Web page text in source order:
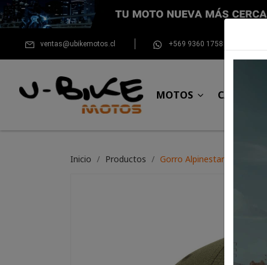
ventas@ubikemotos.cl +569 9360 1758
MOTOS CASCOS
Inicio Productos Gorro Alpinestars Linear Hat